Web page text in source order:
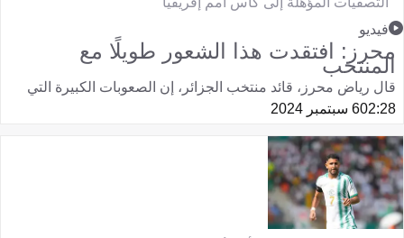
فيديو
محرز: افتقدت هذا الشعور طويلًا مع
المنتخب
قال رياض محرز، قائد منتخب الجزائر، إن الصعوبات الكبيرة التي
02:286 سبتمبر 2024